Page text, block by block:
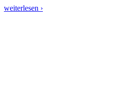
weiterlesen ›